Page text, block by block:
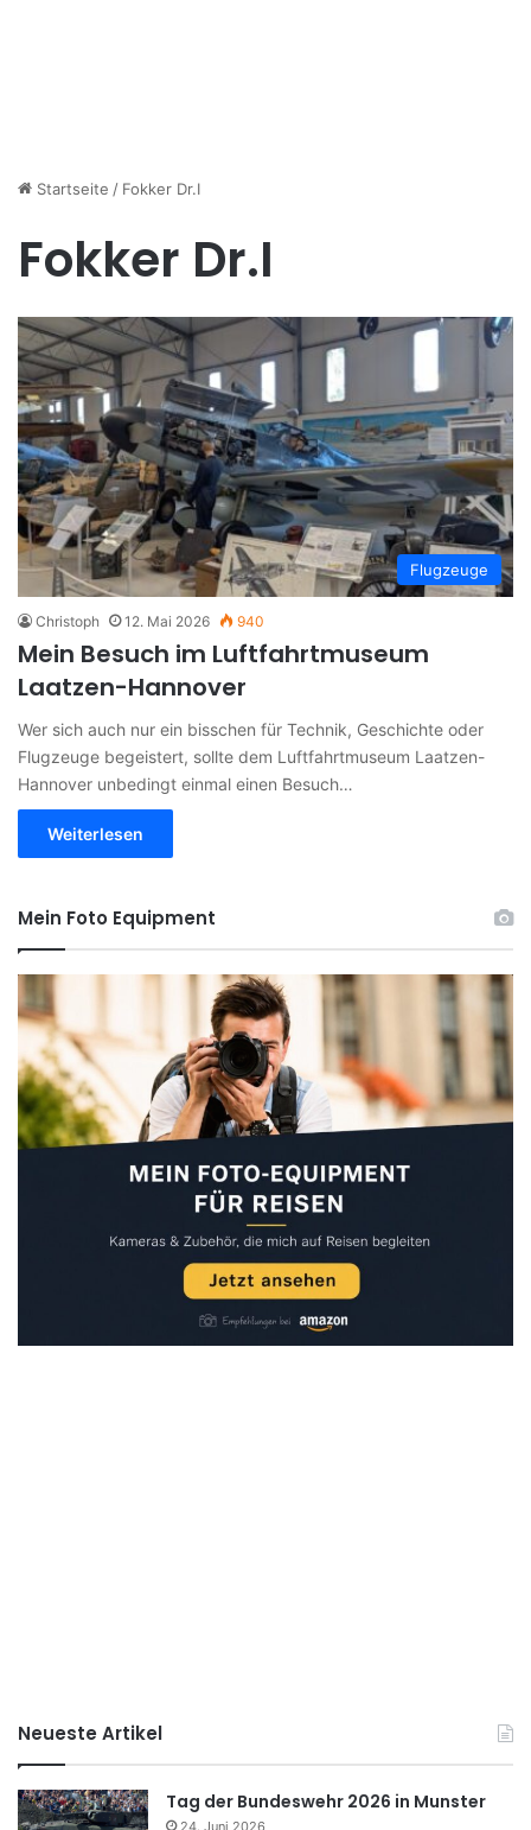
Startseite / Fokker Dr.I
Fokker Dr.I
Flugzeuge
Christoph 12. Mai 2026 940
Mein Besuch im Luftfahrtmuseum
Laatzen-Hannover
Wer sich auch nur ein bisschen für Technik, Geschichte oder
Flugzeuge begeistert, sollte dem Luftfahrtmuseum Laatzen-
Hannover unbedingt einmal einen Besuch…
Weiterlesen
Mein Foto Equipment
Neueste Artikel
Tag der Bundeswehr 2026 in Munster